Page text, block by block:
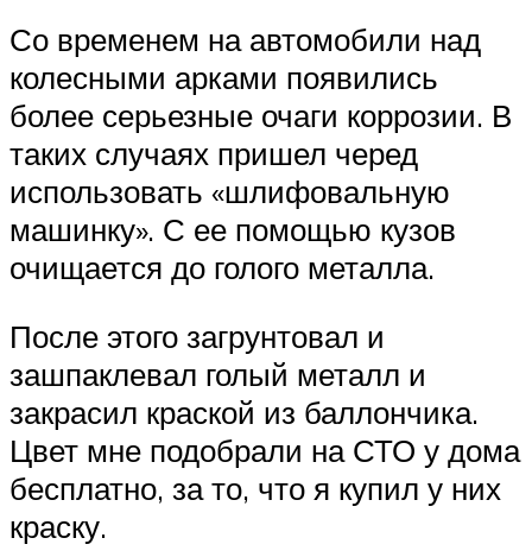
Со временем на автомобили над
колесными арками появились
более серьезные очаги коррозии. В
таких случаях пришел черед
использовать «шлифовальную
машинку». С ее помощью кузов
очищается до голого металла.
После этого загрунтовал и
зашпаклевал голый металл и
закрасил краской из баллончика.
Цвет мне подобрали на СТО у дома
бесплатно, за то, что я купил у них
краску.